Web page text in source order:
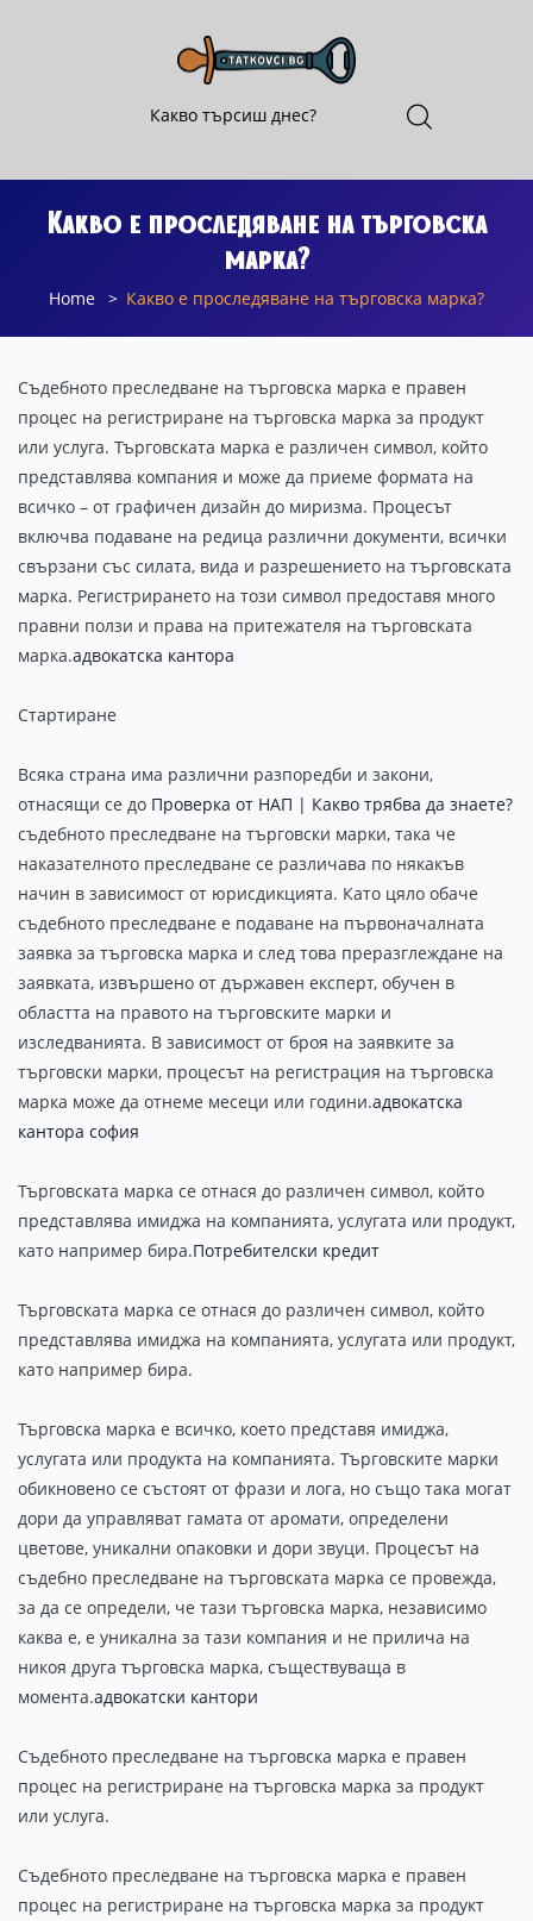
Какво е проследяване на търговска
марка?
Home Какво е проследяване на търговска марка?
Съдебното преследване на търговска марка е правен
процес на регистриране на търговска марка за продукт
или услуга. Търговската марка е различен символ, който
представлява компания и може да приеме формата на
всичко – от графичен дизайн до миризма. Процесът
включва подаване на редица различни документи, всички
свързани със силата, вида и разрешението на търговската
марка. Регистрирането на този символ предоставя много
правни ползи и права на притежателя на търговската
марка.адвокатска кантора
Стартиране
Всяка страна има различни разпоредби и закони,
отнасящи се до Проверка от НАП | Какво трябва да знаете?
съдебното преследване на търговски марки, така че
наказателното преследване се различава по някакъв
начин в зависимост от юрисдикцията. Като цяло обаче
съдебното преследване е подаване на първоначалната
заявка за търговска марка и след това преразглеждане на
заявката, извършено от държавен експерт, обучен в
областта на правото на търговските марки и
изследванията. В зависимост от броя на заявките за
търговски марки, процесът на регистрация на търговска
марка може да отнеме месеци или години.адвокатска
кантора софия
Търговската марка се отнася до различен символ, който
представлява имиджа на компанията, услугата или продукт,
като например бира.Потребителски кредит
Търговската марка се отнася до различен символ, който
представлява имиджа на компанията, услугата или продукт,
като например бира.
Търговска марка е всичко, което представя имиджа,
услугата или продукта на компанията. Търговските марки
обикновено се състоят от фрази и лога, но също така могат
дори да управляват гамата от аромати, определени
цветове, уникални опаковки и дори звуци. Процесът на
съдебно преследване на търговската марка се провежда,
за да се определи, че тази търговска марка, независимо
каква е, е уникална за тази компания и не прилича на
никоя друга търговска марка, съществуваща в
момента.адвокатски кантори
Съдебното преследване на търговска марка е правен
процес на регистриране на търговска марка за продукт
или услуга.
Съдебното преследване на търговска марка е правен
процес на регистриране на търговска марка за продукт